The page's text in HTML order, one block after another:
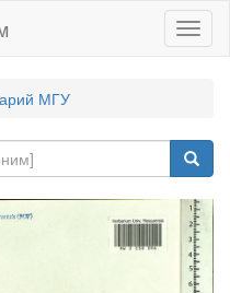
МГУ